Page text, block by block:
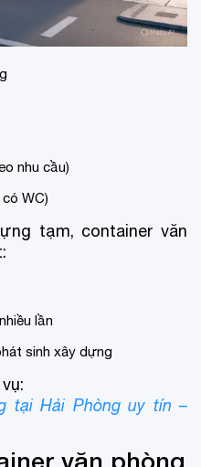
nhu cầu)
WC)
tạm, container văn
lần
sinh xây dựng
tại Hải Phòng uy tín –
văn phòng